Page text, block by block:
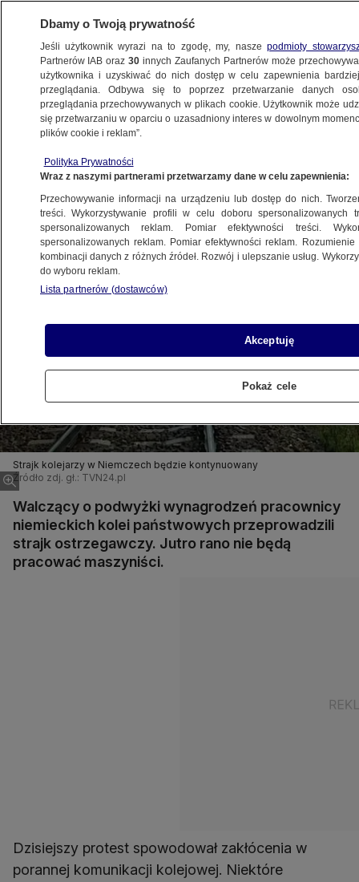
ŚWIAT
2.07.2007, 12:58Aktualizacja:2.07.2007, 14:01
Udostępnij
Strajk kolejarzy w Niemczech będzie kontynuowany
Źródło zdj. gł.: TVN24.pl
Walczący o podwyżki wynagrodzeń pracownicy
niemieckich kolei państwowych przeprowadzili
strajk ostrzegawczy. Jutro rano nie będą
pracować maszyniści.
Dzisiejszy protest spowodował zakłócenia w
porannej komunikacji kolejowej. Niektóre
Dbamy o Twoją prywatność
Jeśli użytkownik wyrazi na to zgodę, my, naszepodmioty
Partnerów IAB oraz30 innych Zaufanych Partnerów może
użytkownika i uzyskiwać do nich dostęp w celu zapewnienia
przeglądania. Odbywa się to poprzez przetwarzanie danych
przeglądania przechowywanych w plikach cookie. Użytkownik może
się przetwarzaniu w oparciu o uzasadniony interes w dowolnym
plików cookie i reklam”.
Polityka Prywatności
Wraz z naszymi partnerami przetwarzamy dane w celu zapewnienia:
Przechowywanie informacji na urządzeniu lub dostęp do nich.
treści. Wykorzystywanie profili w celu doboru spersonalizowanych
spersonalizowanych reklam. Pomiar efektywności treści.
spersonalizowanych reklam. Pomiar efektywności reklam.
kombinacji danych z różnych źródeł. Rozwój i ulepszanie usług.
do wyboru reklam.
Lista partnerów (dostawców)
Akceptuję
Pokaż cele